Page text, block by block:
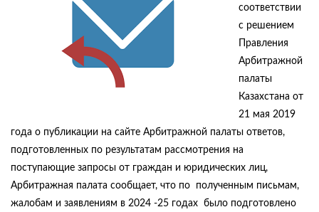
соответствии
с решением
Правления
Арбитражной
палаты
Казахстана от
21 мая 2019
года о публикации на сайте Арбитражной палаты ответов,
подготовленных по результатам рассмотрения на
поступающие запросы от граждан и юридических лиц,
Арбитражная палата сообщает, что по полученным письмам,
жалобам и заявлениям в 2024 -25 годах было подготовлено